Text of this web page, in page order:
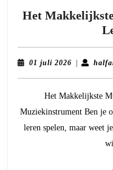
Het
01 juli 2026 01|
Het Makkelijkste
Muziekinstrument Ben je
leren spelen, maar weet